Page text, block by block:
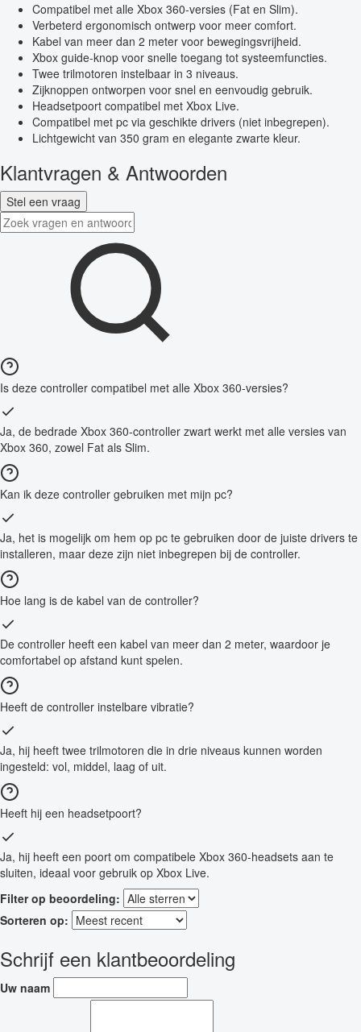
Compatibel met alle Xbox 360-versies (Fat en Slim).
Verbeterd ergonomisch ontwerp voor meer comfort.
Kabel van meer dan 2 meter voor bewegingsvrijheid.
Xbox guide-knop voor snelle toegang tot systeemfuncties.
Twee trilmotoren instelbaar in 3 niveaus.
Zijknoppen ontworpen voor snel en eenvoudig gebruik.
Headsetpoort compatibel met Xbox Live.
Compatibel met pc via geschikte drivers (niet inbegrepen).
Lichtgewicht van 350 gram en elegante zwarte kleur.
Klantvragen & Antwoorden
Stel een vraag
Is deze controller compatibel met alle Xbox 360-versies?
Ja, de bedrade Xbox 360-controller zwart werkt met alle versies van
Xbox 360, zowel Fat als Slim.
Kan ik deze controller gebruiken met mijn pc?
Ja, het is mogelijk om hem op pc te gebruiken door de juiste drivers te
installeren, maar deze zijn niet inbegrepen bij de controller.
Hoe lang is de kabel van de controller?
De controller heeft een kabel van meer dan 2 meter, waardoor je
comfortabel op afstand kunt spelen.
Heeft de controller instelbare vibratie?
Ja, hij heeft twee trilmotoren die in drie niveaus kunnen worden
ingesteld: vol, middel, laag of uit.
Heeft hij een headsetpoort?
Ja, hij heeft een poort om compatibele Xbox 360-headsets aan te
sluiten, ideaal voor gebruik op Xbox Live.
Filter op beoordeling:
Sorteren op:
Schrijf een klantbeoordeling
Uw naam